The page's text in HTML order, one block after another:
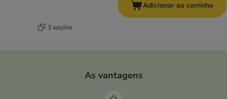
3 opções
Adicionar ao carrinho
As vantagens